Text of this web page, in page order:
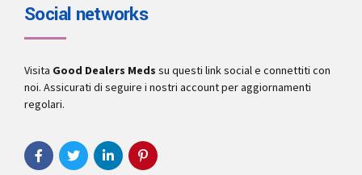
Social networks
Visita Good Dealers Meds su questi link social e connettiti con
noi. Assicurati di seguire i nostri account per aggiornamenti
regolari.